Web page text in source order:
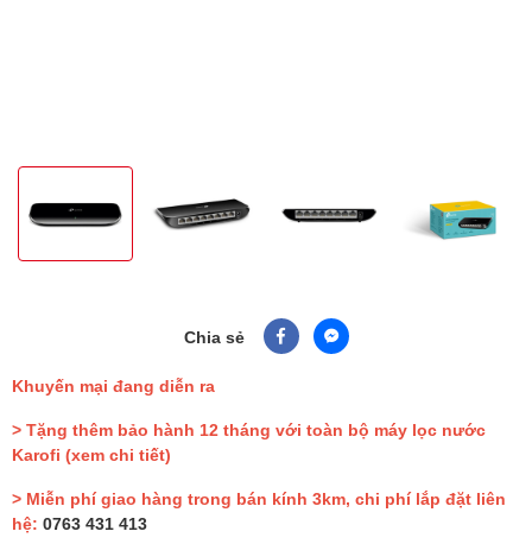
Chia sẻ
Khuyến mại đang diễn ra
> Tặng thêm bảo hành 12 tháng với toàn bộ máy lọc nước
Karofi (xem chi tiết)
> Miễn phí giao hàng trong bán kính 3km, chi phí lắp đặt liên
hệ: 0763 431 413